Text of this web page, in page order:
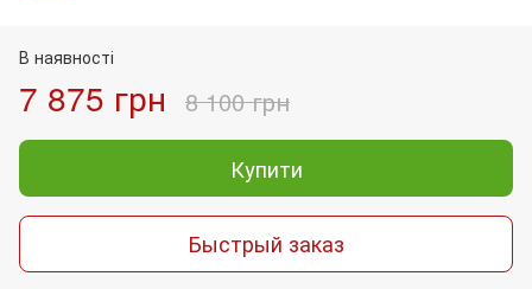
В наявності
7 875 грн 8 100 грн
Купити
Быстрый заказ